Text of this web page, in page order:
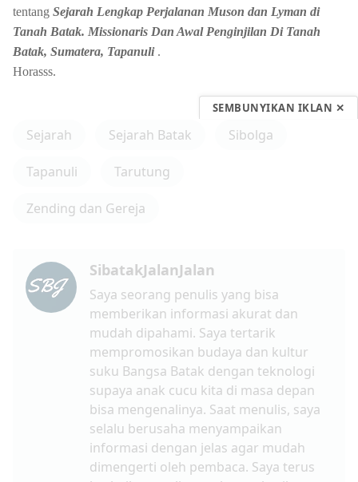
tentang Sejarah Lengkap Perjalanan Muson dan Lyman di
Tanah Batak. Missionaris Dan Awal Penginjilan Di Tanah
Batak, Sumatera, Tapanuli.
Horasss.
Sejarah Sejarah Batak Sibolga
Tapanuli Tarutung
Zending dan Gereja
SibatakJalanJalan
Saya seorang penulis yang bisa
memberikan informasi akurat dan
mudah dipahami. Saya tertarik
mempromosikan budaya dan kultur
suku Bangsa Batak dengan teknologi
supaya anak cucu kita di masa depan
bisa mengenalinya. Saat menulis, saya
selalu berusaha menyampaikan
informasi dengan jelas agar mudah
dimengerti oleh pembaca. Saya terus
SEMBUNYIKAN IKLAN ✕